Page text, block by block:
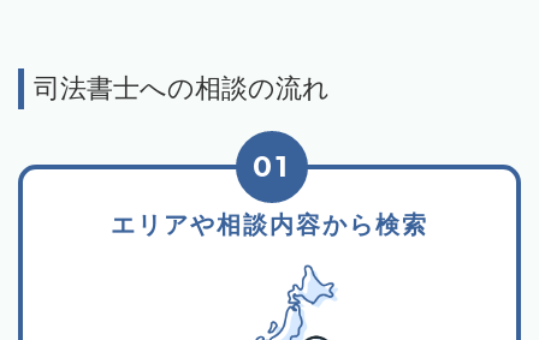
司法書士への相談の流れ
エリアや相談内容から検索
01